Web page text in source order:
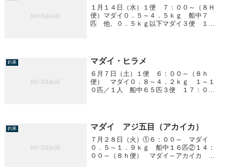
１月１４日（水）１便 ７：００～（８Ｈ
便）マダイ０．５～４．５ｋｇ 船中７
匹 他、０．５ｋｇ以下マダイ３便 １
釣果 マダイ・ヒラメ
６月７日（土）１便 ６：００～（８ｈ
便） マダイ０．８～４．２ｋｇ １～１
０匹／１人 船中６５匹３便 １７：００
釣果 マダイ アジ五目（アカイカ）
７月２８日（火）①６：００～ マダイ
０．５～１．９ｋｇ 船中１６匹②１４：
００～（８ｈ便） マダイ～アカイカ マ